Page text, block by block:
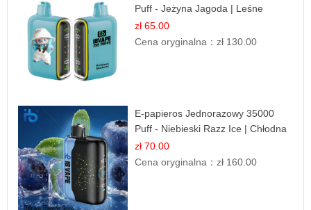
Puff - Jeżyna Jagoda | Leśne
Owoce
zł 65.00
Cena oryginalna：zł 130.00
E-papieros Jednorazowy 35000
Puff - Niebieski Razz Ice | Chłodna
Malina
zł 70.00
Cena oryginalna：zł 160.00